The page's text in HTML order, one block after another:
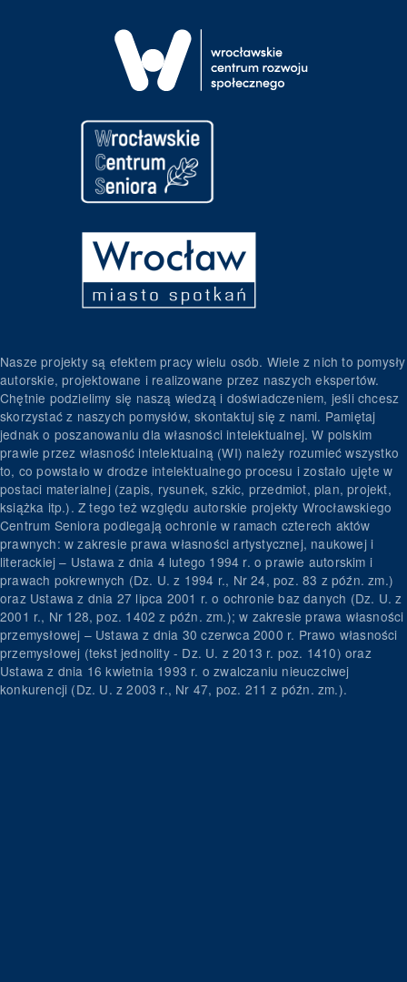
Nasze projekty są efektem pracy wielu osób. Wiele z nich to pomysły
autorskie, projektowane i realizowane przez naszych ekspertów.
Chętnie podzielimy się naszą wiedzą i doświadczeniem, jeśli chcesz
skorzystać z naszych pomysłów, skontaktuj się z nami. Pamiętaj
jednak o poszanowaniu dla własności intelektualnej. W polskim
prawie przez własność intelektualną (WI) należy rozumieć wszystko
to, co powstało w drodze intelektualnego procesu i zostało ujęte w
postaci materialnej (zapis, rysunek, szkic, przedmiot, plan, projekt,
książka itp.). Z tego też względu autorskie projekty Wrocławskiego
Centrum Seniora podlegają ochronie w ramach czterech aktów
prawnych: w zakresie prawa własności artystycznej, naukowej i
literackiej – Ustawa z dnia 4 lutego 1994 r. o prawie autorskim i
prawach pokrewnych (Dz. U. z 1994 r., Nr 24, poz. 83 z późn. zm.)
oraz Ustawa z dnia 27 lipca 2001 r. o ochronie baz danych (Dz. U. z
2001 r., Nr 128, poz. 1402 z późn. zm.); w zakresie prawa własności
przemysłowej – Ustawa z dnia 30 czerwca 2000 r. Prawo własności
przemysłowej (tekst jednolity - Dz. U. z 2013 r. poz. 1410) oraz
Ustawa z dnia 16 kwietnia 1993 r. o zwalczaniu nieuczciwej
konkurencji (Dz. U. z 2003 r., Nr 47, poz. 211 z późn. zm.).